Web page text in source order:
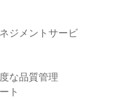
ジメントサービ
な品質管理
ト